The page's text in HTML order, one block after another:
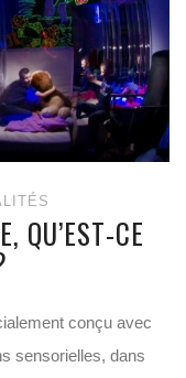
QU’EST-CE
conçu avec
sensorielles, dans